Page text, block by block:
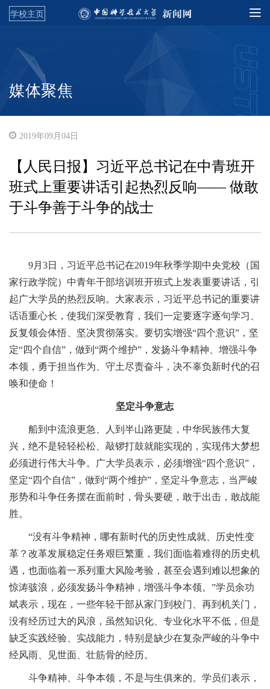
学校主页
媒体聚焦
2019年09月04日
【人民日报】习近平总书记在中青班开
班式上重要讲话引起热烈反响—— 做敢
于斗争善于斗争的战士
9月3日，习近平总书记在2019年秋季学期中央党校（国
家行政学院）中青年干部培训班开班式上发表重要讲话，引
起广大学员的热烈反响。大家表示，习近平总书记的重要讲
话语重心长，使我们深受教育，我们一定要逐字逐句学习、
反复领会体悟、坚决贯彻落实。要切实增强“四个意识”，坚
定“四个自信”，做到“两个维护”，发扬斗争精神、增强斗争
本领，勇于担当作为、守土尽责奋斗，决不辜负新时代的召
唤和使命！
坚定斗争意志
船到中流浪更急、人到半山路更陡，中华民族伟大复
兴，绝不是轻轻松松、敲锣打鼓就能实现的，实现伟大梦想
必须进行伟大斗争。广大学员表示，必须增强“四个意识”，
坚定“四个自信”，做到“两个维护”，坚定斗争意志，当严峻
形势和斗争任务摆在面前时，骨头要硬，敢于出击，敢战能
胜。
“没有斗争精神，哪有新时代的历史性成就、历史性变
革？改革发展稳定任务艰巨繁重，我们面临着难得的历史机
遇，也面临着一系列重大风险考验，甚至会遇到难以想象的
惊涛骇浪，必须发扬斗争精神，增强斗争本领。”学员余功
斌表示，现在，一些年轻干部从家门到校门、再到机关门，
没有经历过大的风浪，虽然知识化、专业化水平不低，但是
缺乏实践经验、实战能力，特别是缺少在复杂严峻的斗争中
经风雨、见世面、壮筋骨的经历。
斗争精神、斗争本领，不是与生俱来的。学员们表示，